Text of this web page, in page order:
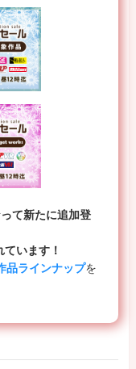
て新たに追加登
います！
品ラインナップを